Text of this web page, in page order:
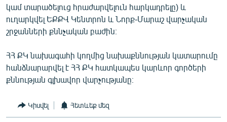
կամ տարածելուց հրաժարվելուն հարկադրելը) և
ուղարկվել ԵՔՔՎ Կենտրոն և Նորք-Մարաշ վարչական
շրջանների քննչական բաժին։
ՀՀ ՔԿ նախագահի կողմից նախաքննության կատարումը
հանձնարարվել է ՀՀ ՔԿ հատկապես կարևոր գործերի
քննության գլխավոր վարչությանը։
Կիսվել Հետևեք մեզ